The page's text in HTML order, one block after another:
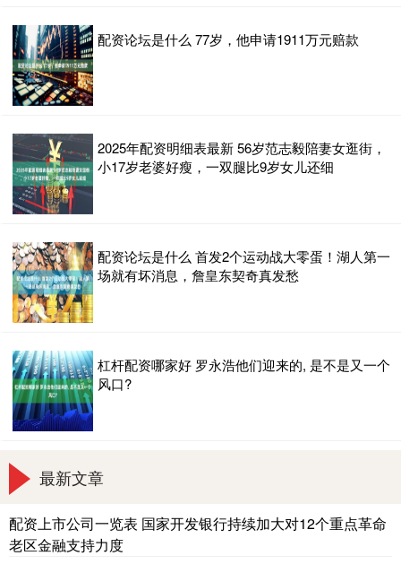
配资论坛是什么 77岁，他申请1911万元赔款
2025年配资明细表最新 56岁范志毅陪妻女逛街，
小17岁老婆好瘦，一双腿比9岁女儿还细
配资论坛是什么 首发2个运动战大零蛋！湖人第一
场就有坏消息，詹皇东契奇真发愁
杠杆配资哪家好 罗永浩他们迎来的, 是不是又一个
风口?
最新文章
配资上市公司一览表 国家开发银行持续加大对12个重点革命
老区金融支持力度